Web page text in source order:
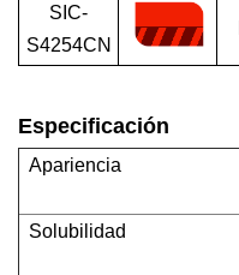
SIC-
S4254CN
Especificación
Apariencia
Solubilidad